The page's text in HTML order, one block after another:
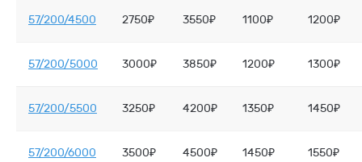
57/200/4500 2750₽ 3550₽ 1100₽ 1200₽
57/200/5000 3000₽ 3850₽ 1200₽ 1300₽
57/200/5500 3250₽ 4200₽ 1350₽ 1450₽
57/200/6000 3500₽ 4500₽ 1450₽ 1550₽